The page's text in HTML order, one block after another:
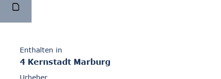
Enthalten in
4 Kernstadt Marburg